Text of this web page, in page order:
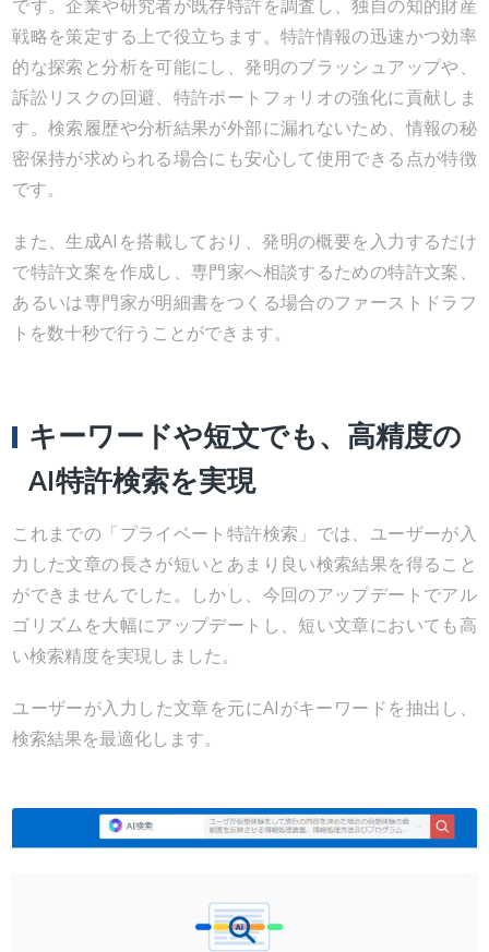
です。企業や研究者が既存特許を調査し、独自の知的財産
戦略を策定する上で役立ちます。特許情報の迅速かつ効率
的な探索と分析を可能にし、発明のブラッシュアップや、
訴訟リスクの回避、特許ポートフォリオの強化に貢献しま
す。検索履歴や分析結果が外部に漏れないため、情報の秘
密保持が求められる場合にも安心して使用できる点が特徴
です。
また、生成AIを搭載しており、発明の概要を入力するだけ
で特許文案を作成し、専門家へ相談するための特許文案、
あるいは専門家が明細書をつくる場合のファーストドラフ
トを数十秒で行うことができます。
キーワードや短文でも、高精度の
AI特許検索を実現
これまでの「プライベート特許検索」では、ユーザーが入
力した文章の長さが短いとあまり良い検索結果を得ること
ができませんでした。しかし、今回のアップデートでアル
ゴリズムを大幅にアップデートし、短い文章においても高
い検索精度を実現しました。
ユーザーが入力した文章を元にAIがキーワードを抽出し、
検索結果を最適化します。